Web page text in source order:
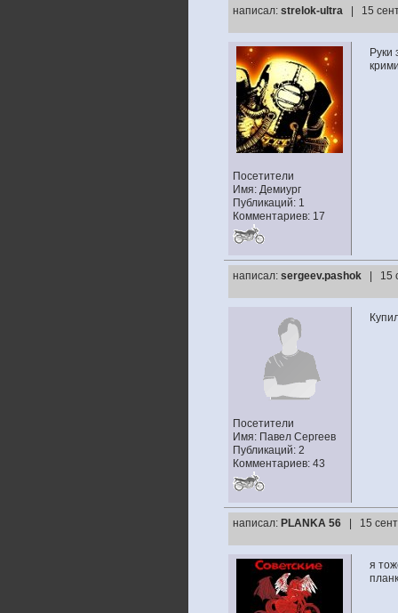
написал: strelok-ultra | 15
Посетители
Имя: Демиург
Публикаций: 1
Комментариев: 17
Руки
написал: sergeev.pashok | 15
Посетители
Имя: Павел Сергеев
Публикаций: 2
Комментариев: 43
написал: PLANKA 56 | 15
я